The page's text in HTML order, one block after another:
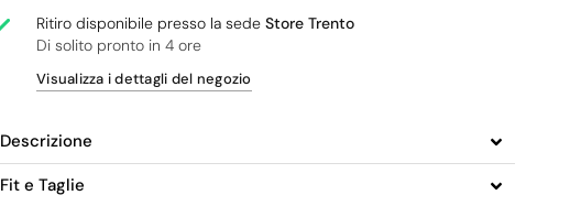
Ritiro disponibile presso la sedeStore Trento
Di solito pronto in 4 ore
Visualizza i dettagli del negozio
Descrizione
Fit e Taglie